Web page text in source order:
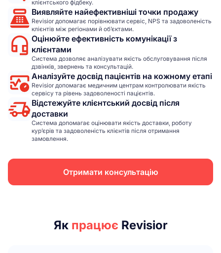
клієнтського фідбеку.
Виявляйте найефективніші точки продажу
Revisior допомагає порівнювати сервіс, NPS та задоволеність
клієнтів між регіонами й об’єктами.
Оцінюйте ефективність комунікації з
клієнтами
Система дозволяє аналізувати якість обслуговування після
дзвінків, звернень та консультацій.
Аналізуйте досвід пацієнтів на кожному етапі
Revisior допомагає медичним центрам контролювати якість
сервісу та рівень задоволеності пацієнтів.
Відстежуйте клієнтський досвід після
доставки
Система допомагає оцінювати якість доставки, роботу
кур’єрів та задоволеність клієнтів після отримання
замовлення.
Отримати консультацію
Як працює Revisior